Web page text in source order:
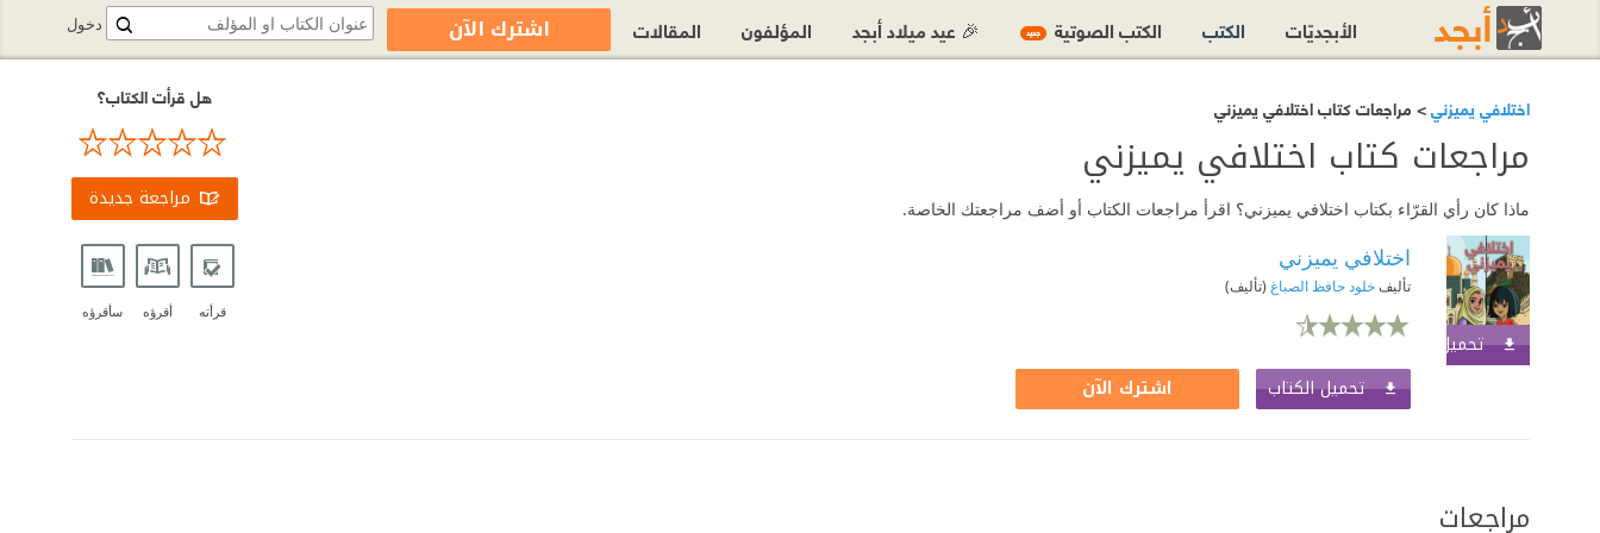
اختلافي يميزني> مراجعات كتاب اختلافي يميزني
مراجعات كتاب اختلافي يميزني
ماذا كان رأي القرّاء بكتاب اختلافي يميزني؟ اقرأ مراجعات الكتاب أو أضف مراجعتك الخاصة.
تحميل الكتاب اشترك الآن
اختلافي يميزني
تأليفخلود حافظ الصباغ (تأليف)
تحميل الكتاب اشترك الآن
هل قرأت الكتاب؟
مراجعة جديدة
قرأته أقرؤه سأقرؤه
مراجعات
دخول الأبجديّات الكتب الكتب الصوتية جديد 🎉 عيد ميلاد أبجد المؤلفون المقالات اشترك الآن